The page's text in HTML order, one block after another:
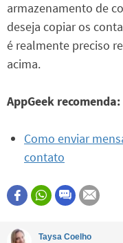
armazenamento de
deseja copiar os
é realmente preciso
acima.
AppGeek recomenda:
Como enviar
contato
Taysa Coelho